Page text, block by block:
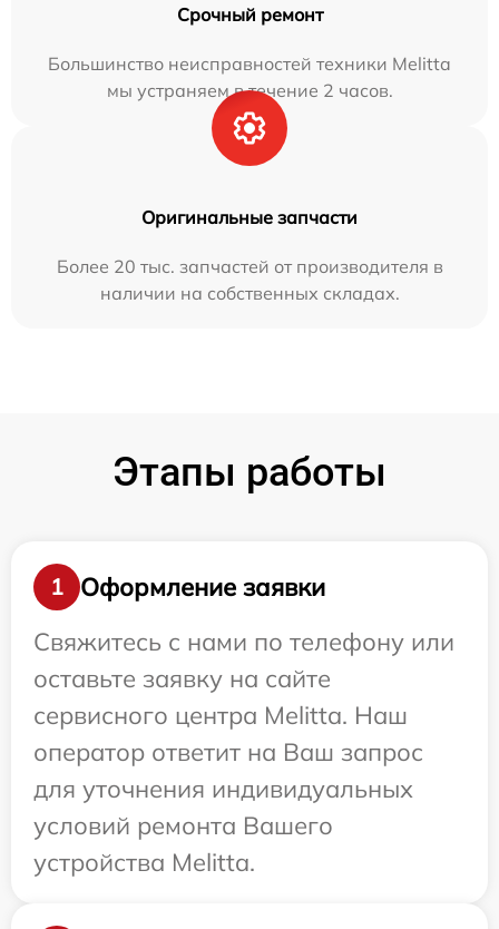
Срочный ремонт
Большинство неисправностей техники Melitta
мы устраняем в течение 2 часов.
Оригинальные запчасти
Более 20 тыс. запчастей от производителя в
наличии на собственных складах.
Этапы работы
1
Оформление заявки
Свяжитесь с нами по телефону или
оставьте заявку на сайте
сервисного центра Melitta. Наш
оператор ответит на Ваш запрос
для уточнения индивидуальных
условий ремонта Вашего
устройства Melitta.